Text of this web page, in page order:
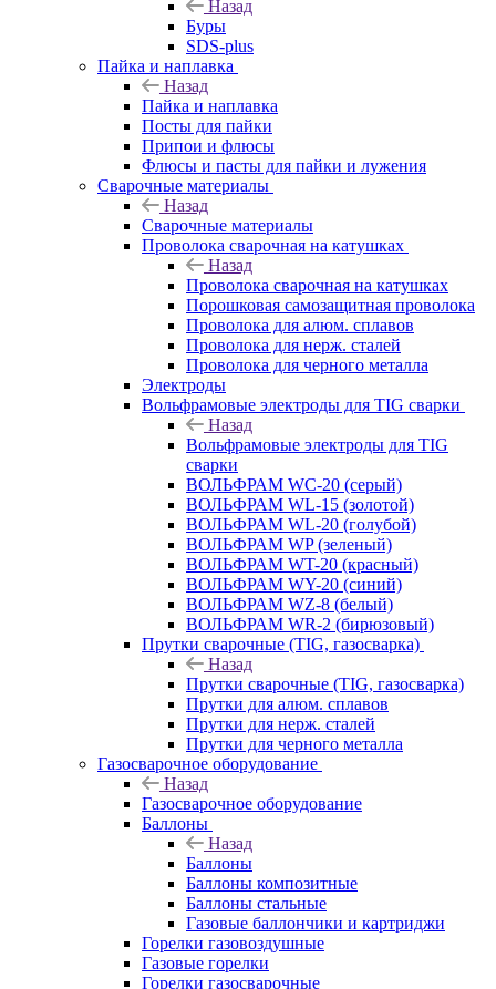
Назад
Буры
SDS-plus
Пайка и наплавка
Назад
Пайка и наплавка
Посты для пайки
Припои и флюсы
Флюсы и пасты для пайки и лужения
Сварочные материалы
Назад
Сварочные материалы
Проволока сварочная на катушках
Назад
Проволока сварочная на катушках
Порошковая самозащитная проволока
Проволока для алюм. сплавов
Проволока для нерж. сталей
Проволока для черного металла
Электроды
Вольфрамовые электроды для TIG сварки
Назад
Вольфрамовые электроды для TIG
сварки
ВОЛЬФРАМ WC-20 (серый)
ВОЛЬФРАМ WL-15 (золотой)
ВОЛЬФРАМ WL-20 (голубой)
ВОЛЬФРАМ WP (зеленый)
ВОЛЬФРАМ WT-20 (красный)
ВОЛЬФРАМ WY-20 (синий)
ВОЛЬФРАМ WZ-8 (белый)
ВОЛЬФРАМ WR-2 (бирюзовый)
Прутки сварочные (TIG, газосварка)
Назад
Прутки сварочные (TIG, газосварка)
Прутки для алюм. сплавов
Прутки для нерж. сталей
Прутки для черного металла
Газосварочное оборудование
Назад
Газосварочное оборудование
Баллоны
Назад
Баллоны
Баллоны композитные
Баллоны стальные
Газовые баллончики и картриджи
Горелки газовоздушные
Газовые горелки
Горелки газосварочные